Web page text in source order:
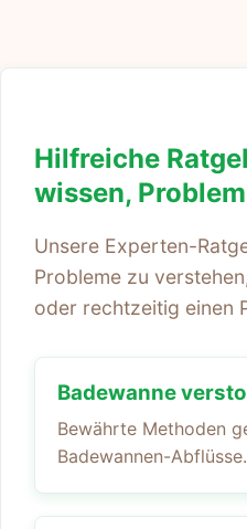
Hilfreiche
wissen,
Unsere Experten-
Probleme zu
oder rechtzeitig einen
Badewanne
Bewährte Methoden
Badewannen-Abflüsse.